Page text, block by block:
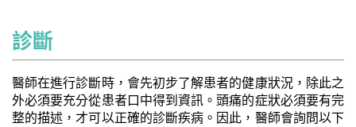
診斷
醫師在進行診斷時，會先初步了解患者的健康狀況，除此之
外必須要充分從患者口中得到資訊。頭痛的症狀必須要有完
整的描述，才可以正確的診斷疾病。因此，醫師會詢問以下